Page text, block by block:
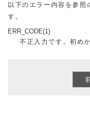
以下のエラー内容を参照
す。
ERR_CODE(1)
不正入力です。初め